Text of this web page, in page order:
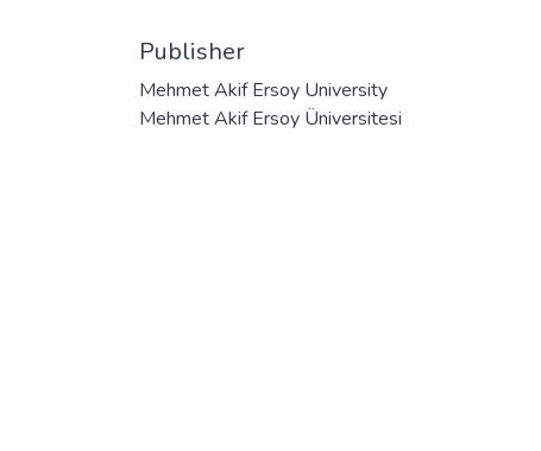
Publisher
Mehmet Akif Ersoy University
Mehmet Akif Ersoy Üniversitesi